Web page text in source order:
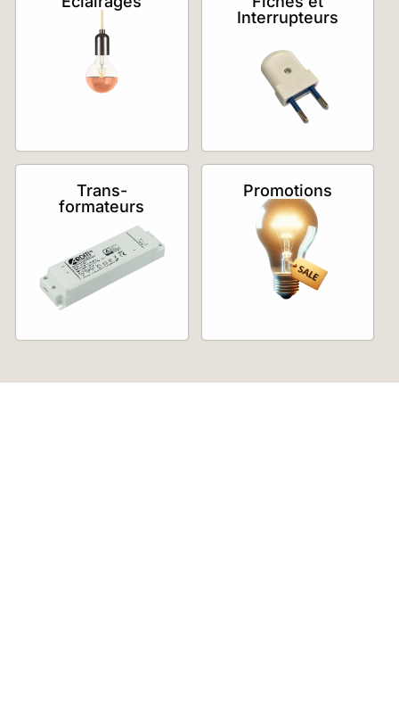
Interrupteurs
Trans-
formateurs
Promotions